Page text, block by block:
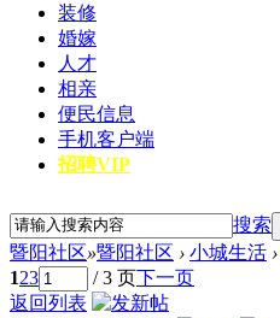
装修
婚嫁
人才
相亲
便民信息
手机客户端
招聘VIP
搜索
暨阳社区»暨阳社区 › 小城生活 ›
123 / 3 页下一页
返回列表